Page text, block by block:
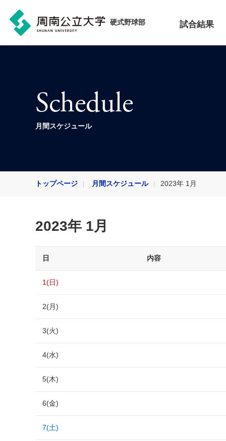
硬式野球部 試合結果
Schedule
月間スケジュール
トップページ 月間スケジュール 2023年 1月
2023年 1月
日 内容
1(日)
2(月)
3(火)
4(水)
5(木)
6(金)
7(土)